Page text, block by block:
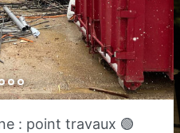
: point travaux 🟢